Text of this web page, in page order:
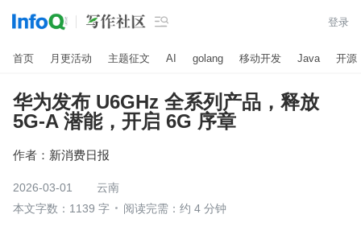
 登录
首页 月更活动 主题征文 AI golang 移动开发 Java 开源
华为发布 U6GHz 全系列产品，释放
5G-A 潜能，开启 6G 序章
作者： 新消费日报
2026-03-01
云南
本文字数：1139 字
阅读完需：约 4 分钟